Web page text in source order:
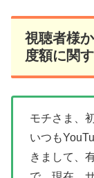
視聴者様
度額に関
モチさま、
いつも
きまして、